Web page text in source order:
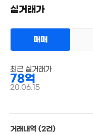
실거래가
매매
최근 실거래가
78억
20.06.15
거래내역 (2건)